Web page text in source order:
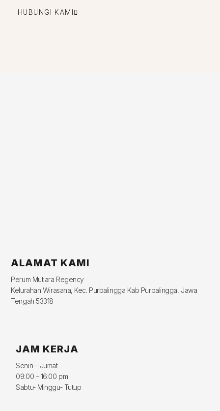
HUBUNGI KAMI
ALAMAT KAMI
Perum Mutiara Regency
Kelurahan Wirasana, Kec. Purbalingga Kab Purbalingga, Jawa
Tengah 53318
JAM KERJA
Senin – Jumat
09:00 – 16:00 pm
Sabtu- Minggu- Tutup